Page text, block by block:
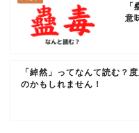
意
「綽然」ってなんて読む？
のかもしれません！